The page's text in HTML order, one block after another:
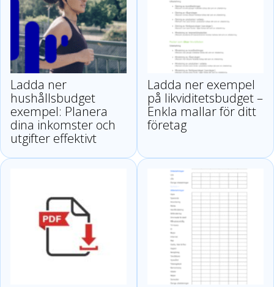
Ladda ner
hushållsbudget
exempel: Planera
dina inkomster och
utgifter effektivt
Ladda ner exempel
på likviditetsbudget –
Enkla mallar för ditt
företag